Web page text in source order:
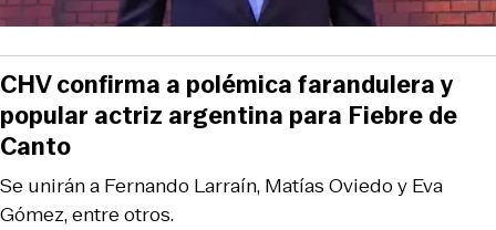
Se unirán a Fernando Larraín, Matías Oviedo y Eva
Gómez, entre otros.
CHV confirma a polémica farandulera y
popular actriz argentina para Fiebre de
Canto